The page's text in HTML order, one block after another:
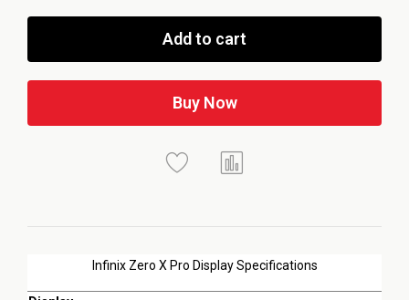
Infinix Zero X Pro Display Specifications
Add to cart
Buy Now